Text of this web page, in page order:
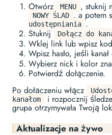
Otwórz MENU , stuknij
NOWY ŚLAD , a potem
udostępniania .
Stuknij
Dołącz do
Wklej link lub wpisz
Wpisz hasło, jeśli
Wybierz nick i kolor
Potwierdź dołączenie.
Po dołączeniu włącz
kanałom
i rozpocznij
grupa otrzymywała Twoją
Aktualizacje na żywo